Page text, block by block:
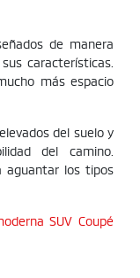
de manera
características.
más espacio
del suelo y
del camino.
aguantar los tipos
SUV Coupé